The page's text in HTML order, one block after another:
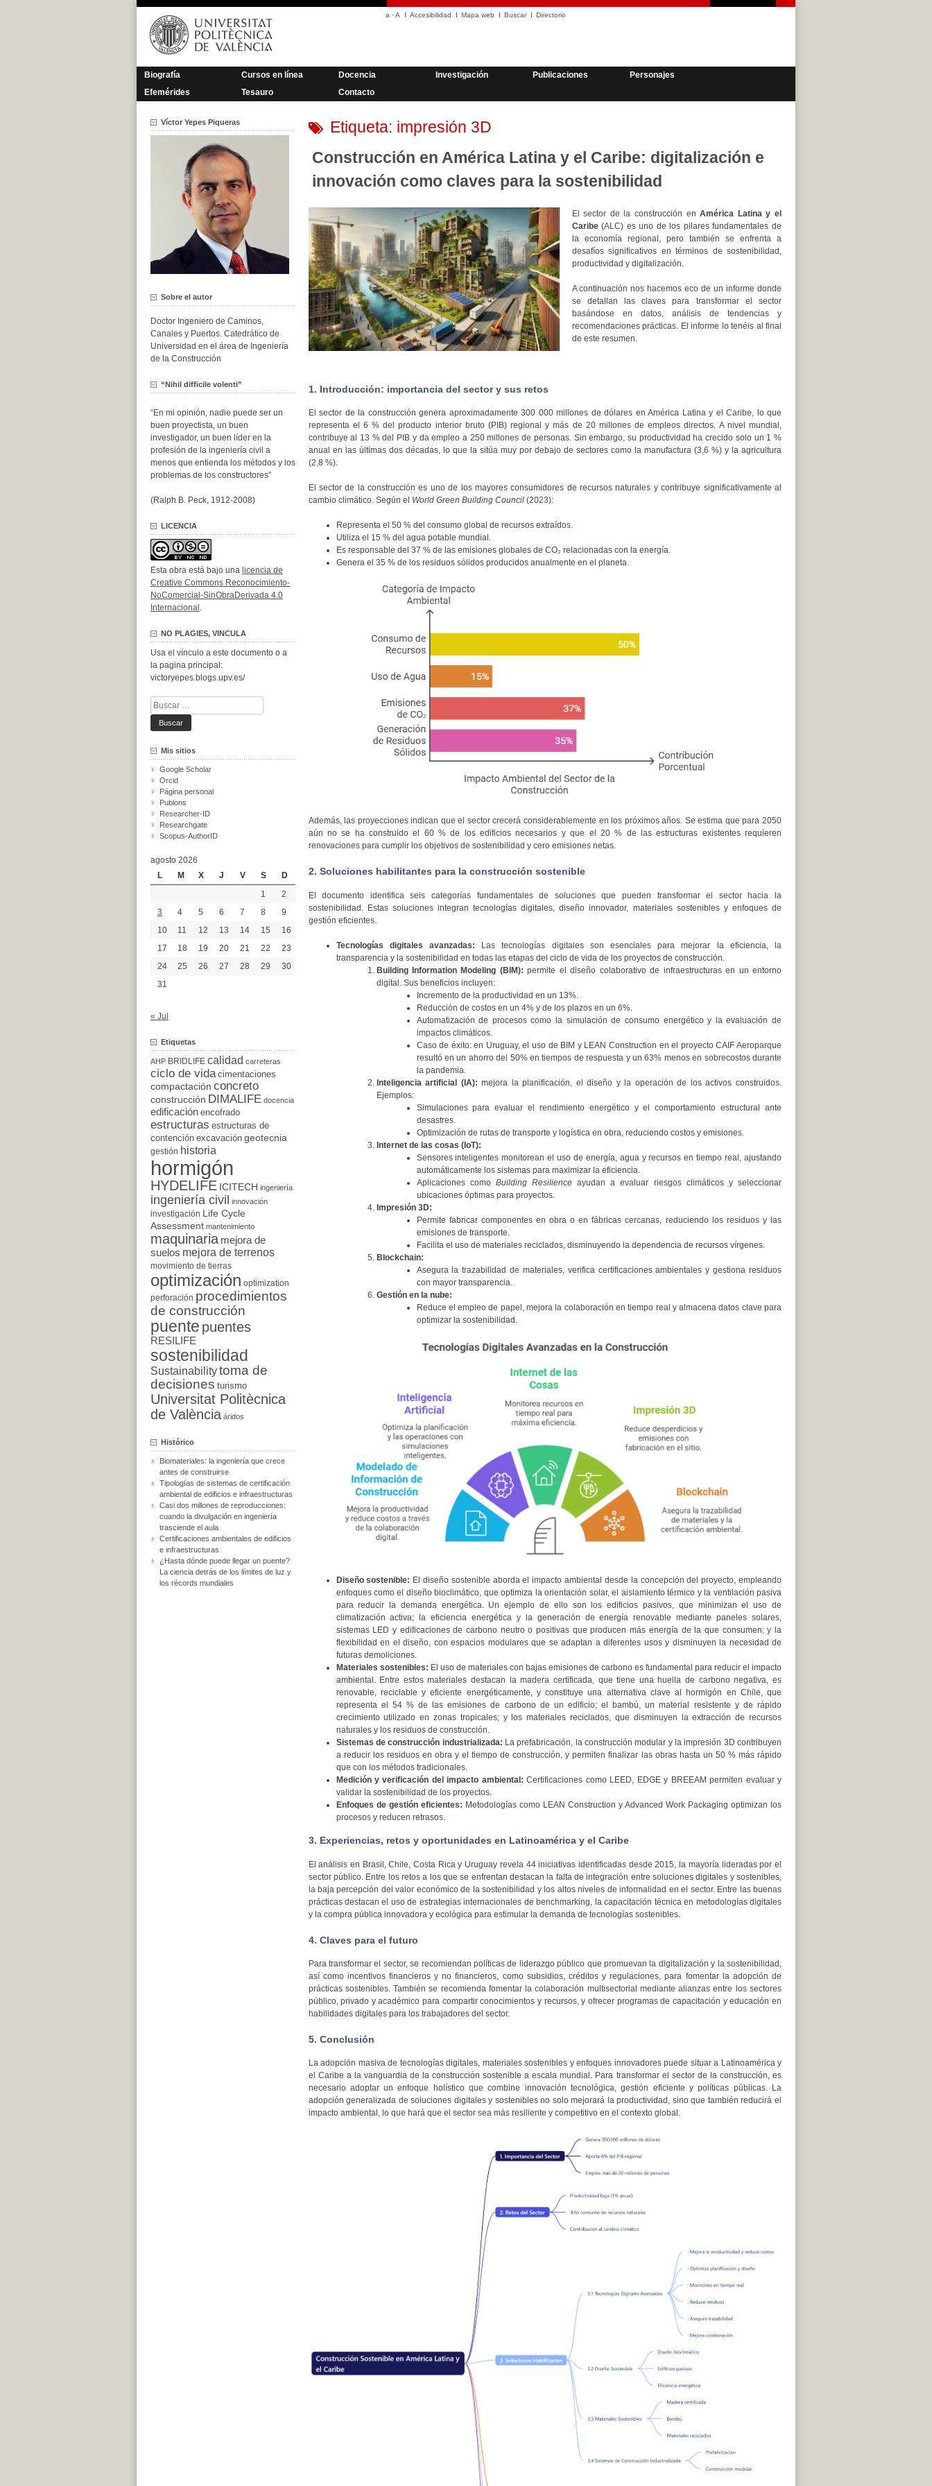
Saltar
contenido
a ·A Accesibilidad Mapa web Buscar Directorio
Biografía Cursos en línea Docencia Investigación Publicaciones
Personajes
Efemérides
Tesauro Contacto
Etiqueta: impresión 3D
Construcción en América Latina y el Caribe: digitalización e
innovación como claves para la sostenibilidad
El sector de la construcción enAmérica Latina y el
Caribe(ALC) es uno de los pilares fundamentales de
la economía regional, pero también se enfrenta a
desafíos significativos en términos de sostenibilidad,
productividad y digitalización.
A continuación nos hacemos eco de un informe donde
se detallan las claves para transformar el sector
basándose en datos, análisis de tendencias y
recomendaciones prácticas. El informe lo tenéis al final
de este resumen.
1. Introducción: importancia del sector y sus retos
El sector de la construcción genera aproximadamente 300 000 millones de dólares en América Latina y el Caribe, lo que
representa el 6 % del producto interior bruto (PIB) regional y más de 20 millones de empleos directos. A nivel mundial,
contribuye al 13 % del PIB y da empleo a 250 millones de personas. Sin embargo, su productividad ha crecido solo un 1 %
anual en las últimas dos décadas, lo que la sitúa muy por debajo de sectores como la manufactura (3,6 %) y la agricultura
(2,8 %).
El sector de la construcción es uno de los mayores consumidores de recursos naturales y contribuye significativamente al
cambio climático. Según el World Green Building Council(2023):
Representa el 50 % del consumo global de recursos extraídos.
Utiliza el 15 % del agua potable mundial.
Es responsable del 37 % de las emisiones globales de CO₂ relacionadas con la energía.
Genera el 35 % de los residuos sólidos producidos anualmente en el planeta.
Además, las proyecciones indican que el sector crecerá considerablemente en los próximos años. Se estima que para 2050
aún no se ha construido el 60 % de los edificios necesarios y que el 20 % de las estructuras existentes requieren
renovaciones para cumplir los objetivos de sostenibilidad y cero emisiones netas.
2. Soluciones habilitantes para la construcción sostenible
El documento identifica seis categorías fundamentales de soluciones que pueden transformar el sector hacia la
sostenibilidad. Estas soluciones integran tecnologías digitales, diseño innovador, materiales sostenibles y enfoques de
gestión eficientes.
Tecnologías digitales avanzadas: Las tecnologías digitales son esenciales para mejorar la eficiencia, la
transparencia y la sostenibilidad en todas las etapas del ciclo de vida de los proyectos de construcción.
Building Information Modeling (BIM):permite el diseño colaborativo de infraestructuras en un entorno
digital. Sus beneficios incluyen:
Incremento de la productividad en un 13%.
Reducción de costos en un 4% y de los plazos en un 6%.
Automatización de procesos como la simulación de consumo energético y la evaluación de
impactos climáticos.
Caso de éxito: en Uruguay, el uso de BIM y LEAN Construction en el proyecto CAIF Aeroparque
resultó en un ahorro del 50% en tiempos de respuesta y un 63% menos en sobrecostos durante
la pandemia​.
Inteligencia artificial (IA): mejora la planificación, el diseño y la operación de los activos construidos.
Ejemplos:
Simulaciones para evaluar el rendimiento energético y el comportamiento estructural ante
desastres.
Optimización de rutas de transporte y logística en obra, reduciendo costos y emisiones.
Internet de las cosas (IoT):
Sensores inteligentes monitorean el uso de energía, agua y recursos en tiempo real, ajustando
automáticamente los sistemas para maximizar la eficiencia.
Aplicaciones como Building Resilienceayudan a evaluar riesgos climáticos y seleccionar
ubicaciones óptimas para proyectos.
Impresión 3D:
Permite fabricar componentes en obra o en fábricas cercanas, reduciendo los residuos y las
emisiones de transporte.
Facilita el uso de materiales reciclados, disminuyendo la dependencia de recursos vírgenes.
Blockchain:
Asegura la trazabilidad de materiales, verifica certificaciones ambientales y gestiona residuos
con mayor transparencia.
Gestión en la nube:
Reduce el empleo de papel, mejora la colaboración en tiempo real y almacena datos clave para
optimizar la sostenibilidad.
Diseño sostenible: El diseño sostenible aborda el impacto ambiental desde la concepción del proyecto, empleando
enfoques como el diseño bioclimático, que optimiza la orientación solar, el aislamiento térmico y la ventilación pasiva
para reducir la demanda energética. Un ejemplo de ello son los edificios pasivos, que minimizan el uso de
climatización activa; la eficiencia energética y la generación de energía renovable mediante paneles solares,
sistemas LED y edificaciones de carbono neutro o positivas que producen más energía de la que consumen; y la
flexibilidad en el diseño, con espacios modulares que se adaptan a diferentes usos y disminuyen la necesidad de
futuras demoliciones.
Materiales sostenibles: El uso de materiales con bajas emisiones de carbono es fundamental para reducir el impacto
ambiental. Entre estos materiales destacan la madera certificada, que tiene una huella de carbono negativa, es
renovable, reciclable y eficiente energéticamente, y constituye una alternativa clave al hormigón en Chile, que
representa el 54 % de las emisiones de carbono de un edificio; el bambú, un material resistente y de rápido
crecimiento utilizado en zonas tropicales; y los materiales reciclados, que disminuyen la extracción de recursos
naturales y los residuos de construcción.
Sistemas de construcción industrializada: La prefabricación, la construcción modular y la impresión 3D contribuyen
a reducir los residuos en obra y el tiempo de construcción, y permiten finalizar las obras hasta un 50 % más rápido
que con los métodos tradicionales.
Medición y verificación del impacto ambiental:Certificaciones como LEED, EDGE y BREEAM permiten evaluar y
validar la sostenibilidad de los proyectos.
Enfoques de gestión eficientes: Metodologías como LEAN Construction y Advanced Work Packaging optimizan los
procesos y reducen retrasos.
3. Experiencias, retos y oportunidades en Latinoamérica y el Caribe
El análisis en Brasil, Chile, Costa Rica y Uruguay revela 44 iniciativas identificadas desde 2015, la mayoría lideradas por el
sector público. Entre los retos a los que se enfrentan destacan la falta de integración entre soluciones digitales y sostenibles,
la baja percepción del valor económico de la sostenibilidad y los altos niveles de informalidad en el sector. Entre las buenas
prácticas destacan el uso de estrategias internacionales de benchmarking, la capacitación técnica en metodologías digitales
y la compra pública innovadora y ecológica para estimular la demanda de tecnologías sostenibles.
4. Claves para el futuro
Para transformar el sector, se recomiendan políticas de liderazgo público que promuevan la digitalización y la sostenibilidad,
así como incentivos financieros y no financieros, como subsidios, créditos y regulaciones, para fomentar la adopción de
prácticas sostenibles. También se recomienda fomentar la colaboración multisectorial mediante alianzas entre los sectores
público, privado y académico para compartir conocimientos y recursos, y ofrecer programas de capacitación y educación en
habilidades digitales para los trabajadores del sector.
5. Conclusión
La adopción masiva de tecnologías digitales, materiales sostenibles y enfoques innovadores puede situar a Latinoamérica y
el Caribe a la vanguardia de la construcción sostenible a escala mundial. Para transformar el sector de la construcción, es
necesario adoptar un enfoque holístico que combine innovación tecnológica, gestión eficiente y políticas públicas. La
adopción generalizada de soluciones digitales y sostenibles no solo mejorará la productividad, sino que también reducirá el
impacto ambiental, lo que hará que el sector sea más resiliente y competitivo en el contexto global.
Víctor Yepes Piqueras
Sobre el autor
Doctor Ingeniero de Caminos,
Canales y Puertos. Catedrático de
Universidad en el área de Ingeniería
de la Construcción
“Nihil difficile volenti”
“En mi opinión, nadie puede ser un
buen proyectista, un buen
investigador, un buen líder en la
profesión de la ingeniería civil a
menos que entienda los métodos y los
problemas de los constructores”
(Ralph B. Peck, 1912-2008)
LICENCIA
Esta obra está bajo una licencia de
Creative Commons Reconocimiento-
NoComercial-SinObraDerivada 4.0
Internacional .
NO PLAGIES, VINCULA
Usa el vínculo a este documento o a
la pagina principal:
victoryepes.blogs.upv.es/
Buscar:
Mis sitios
Google Scholar
Orcid
Página personal
Publons
Researcher-ID
Researchgate
Scopus-AuthorID
agosto 2026
L
M X J V S
D
1
2
3
4 5 6 7 8
9
10
11 12 13 14 15
16
17
18 19 20 21 22
23
24
25 26 27 28 29
30
31
« Jul
Etiquetas
AHP BRIDLIFE calidad carreteras
ciclo de vida cimentaciones
compactación concreto
construcción DIMALIFE docencia
edificación encofrado
estructuras estructuras de
contención excavación geotecnia
gestión historia
hormigón
HYDELIFE ICITECH ingeniería
ingeniería civil innovación
investigación
Life Cycle
Assessment mantenimiento
maquinaria mejora de
suelos mejora de terrenos
movimiento de tierras
optimización optimization
perforación procedimientos
de construcción
puente puentes
RESILIFE
sostenibilidad
Sustainabilitytoma de
decisiones turismo
Universitat Politècnica
de València áridos
Histórico
Biomateriales: la ingeniería que crece
antes de construirse
Tipologías de sistemas de certificación
ambiental de edificios e infraestructuras
Casi dos millones de reproducciones:
cuando la divulgación en ingeniería
trasciende el aula
Certificaciones ambientales de edificios
e infraestructuras
¿Hasta dónde puede llegar un puente?
La ciencia detrás de los límites de luz y
los récords mundiales